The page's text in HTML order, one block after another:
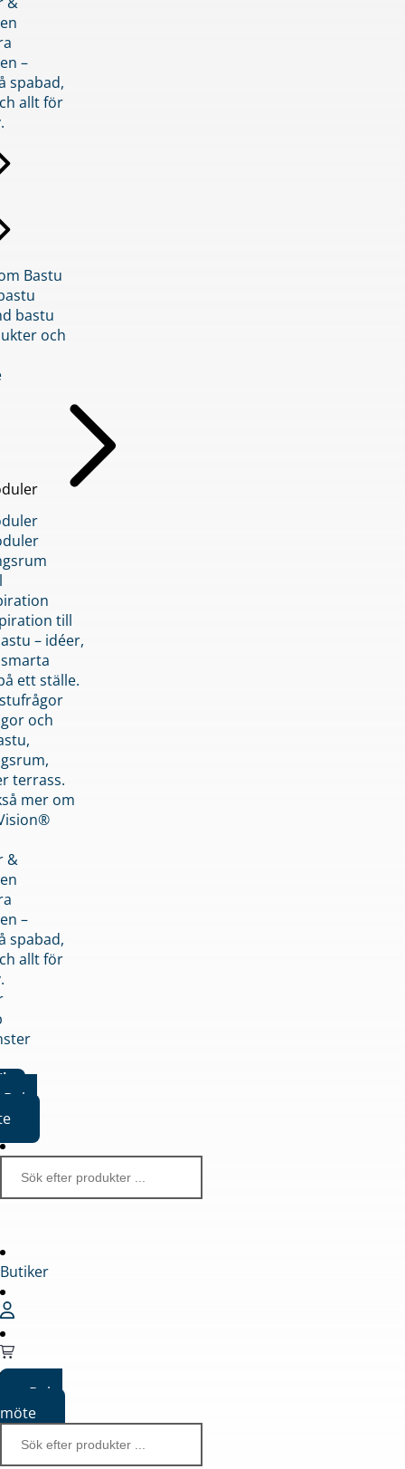
–
spabad,
allt för
Bastu
bastu
och
till
– idéer,
ett ställe.
och
terrass.
mer om
&
–
spabad,
allt för
Boka
Butiker
Boka
möte